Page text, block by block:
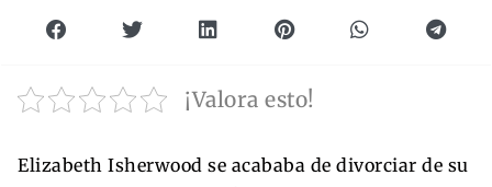
¡Valora esto!
Elizabeth Isherwood se acababa de divorciar de su